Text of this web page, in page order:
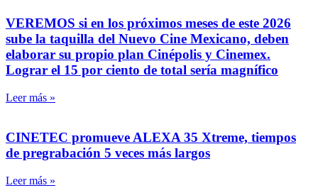
VEREMOS si en los próximos meses de este 2026
sube la taquilla del Nuevo Cine Mexicano, deben
elaborar su propio plan Cinépolis y Cinemex.
Lograr el 15 por ciento de total sería magnífico
Leer más »
CINETEC promueve ALEXA 35 Xtreme, tiempos
de pregrabación 5 veces más largos
Leer más »